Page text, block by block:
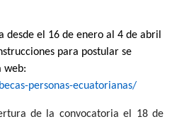
desde el 16 de enero al 4 de abril
para postular se
web:
personas-ecuatorianas/
de la convocatoria el 18 de